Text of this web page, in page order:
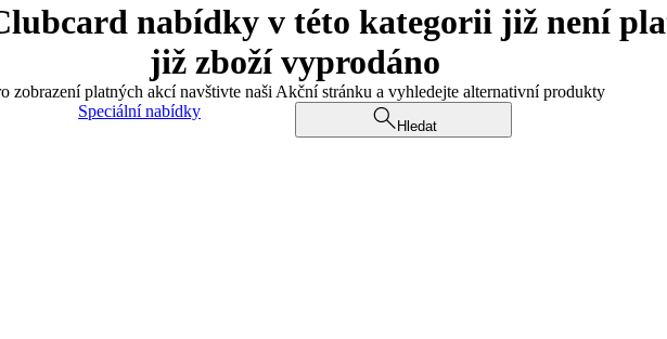
nabídky v této kategorii již není
již zboží vyprodáno
zobrazení platných akcí navštivte naši Akční stránku a vyhledejte alternativní produkty
Speciální nabídky
Hledat